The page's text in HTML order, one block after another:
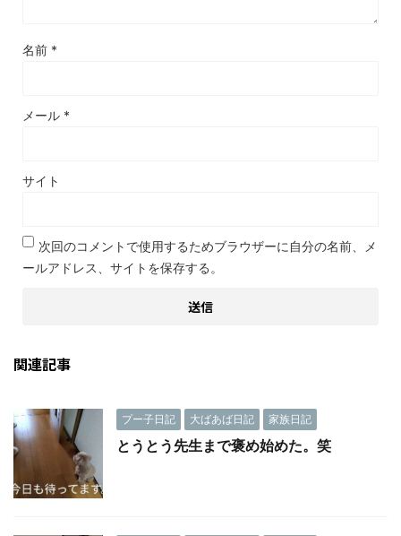
名前 *
メール *
サイト
次回のコメントで使用するためブラウザーに自分の名前、メ
ールアドレス、サイトを保存する。
関連記事
プー子日記 大ばあば日記 家族日記
とうとう先生まで褒め始めた。笑